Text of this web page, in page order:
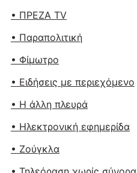
• ΠΡΕΖΑ TV
• Παραπολιτική
• Φίμωτρο
• Ειδήσεις με περιεχόμενο
• Η άλλη πλευρά
• Ηλεκτρονική εφημερίδα
• Ζούγκλα